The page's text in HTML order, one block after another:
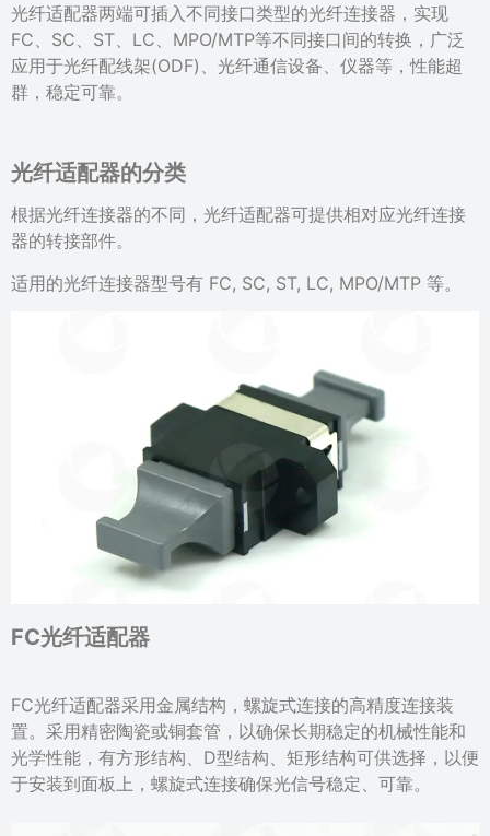
光纤适配器两端可插入不同接口类型的光纤连接器，实现
FC、SC、ST、LC、MPO/MTP等不同接口间的转换，广泛
应用于光纤配线架(ODF)、光纤通信设备、仪器等，性能超
群，稳定可靠。
光纤适配器的分类
根据光纤连接器的不同，光纤适配器可提供相对应光纤连接
器的转接部件。
适用的光纤连接器型号有 FC, SC, ST, LC, MPO/MTP 等。
FC光纤适配器
FC光纤适配器采用金属结构，螺旋式连接的高精度连接装
置。采用精密陶瓷或铜套管，以确保长期稳定的机械性能和
光学性能，有方形结构、D型结构、矩形结构可供选择，以便
于安装到面板上，螺旋式连接确保光信号稳定、可靠。